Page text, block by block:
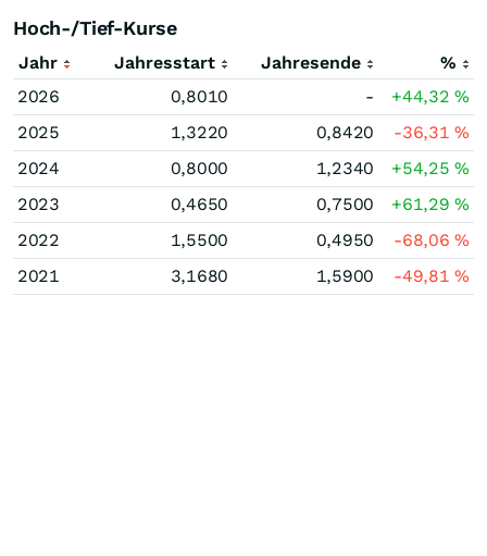
Hoch-/Tief-Kurse
Jahr Jahresstart Jahresende
%
2026
0,8010 - +44,32%
2025
1,3220 0,8420 -36,31%
2024
0,8000 1,2340 +54,25%
2023
0,4650 0,7500 +61,29%
2022
1,5500 0,4950 -68,06%
2021
3,1680 1,5900 -49,81%